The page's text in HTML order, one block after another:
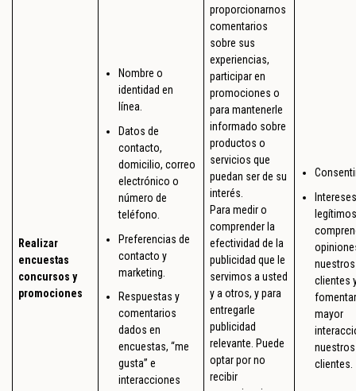
Realizar
encuestas
concursos y
promociones
Nombre o
identidad en
línea.
Datos de
contacto,
domicilio, correo
electrónico o
número de
teléfono.
Preferencias de
contacto y
marketing.
Respuestas y
comentarios
dados en
encuestas, “me
gusta” e
interacciones
proporcionarnos
comentarios
sobre sus
experiencias,
participar en
promociones o
para mantenerle
informado sobre
productos o
servicios que
puedan ser de su
interés.
Para medir o
comprender la
efectividad de la
publicidad que le
servimos a usted
y a otros, y para
entregarle
publicidad
relevante. Puede
optar por no
recibir
Intereses
nuestros
clientes
mayor
nuestros
clientes.